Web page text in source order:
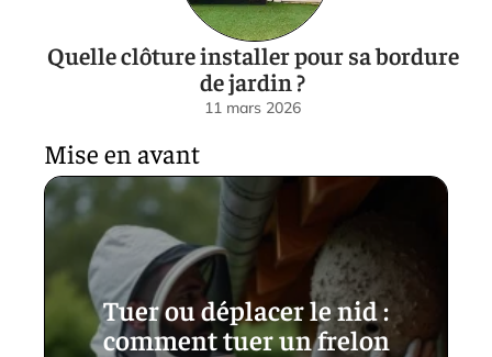
Quelle clôture installer pour sa bordure
de jardin ?
11 mars 2026
Mise en avant
Tuer ou déplacer le nid :
comment tuer un frelon